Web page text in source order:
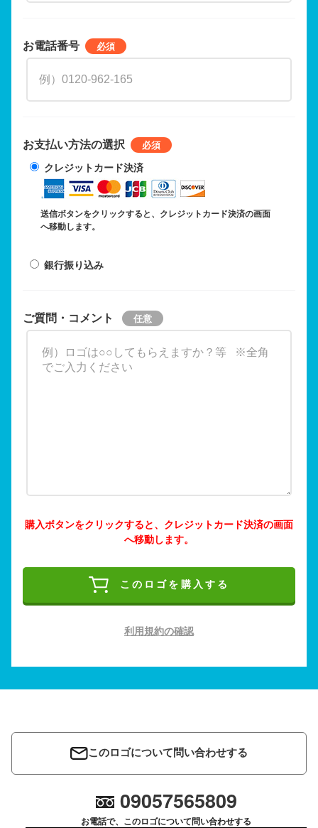
お電話番号
お支払い方法の選択
クレジットカード決済
送信ボタンをクリックすると、クレジットカード決済の画面
へ移動します。
銀行振り込み
ご質問・コメント
購入ボタンをクリックすると、クレジットカード決済の画面
へ移動します。
このロゴを購入する
利用規約の確認
このロゴについて問い合わせする
09057565809
お電話で、このロゴについて問い合わせする